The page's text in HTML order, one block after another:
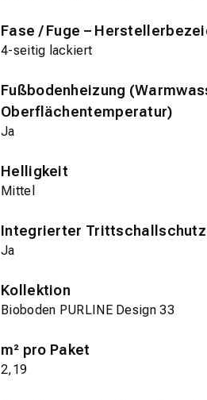
Fase / Fuge –
4-seitig lackiert
Fußbodenheizung
Oberflächentemperatur)
Ja
Helligkeit
Mittel
Integrierter Trittschallschutz
Ja
Kollektion
Bioboden PURLINE Design 33
m² pro Paket
2,19